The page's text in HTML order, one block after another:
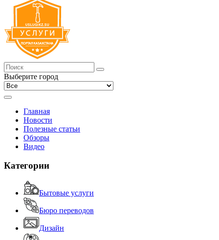
Выберите город
Главная
Новости
Полезные статьи
Обзоры
Видео
Категории
Бытовые услуги
Бюро переводов
Дизайн